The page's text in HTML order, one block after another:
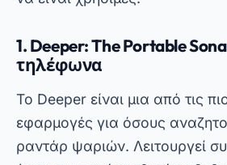
το βάθος, τη θερμοκρασία και
ψαριού.
Επιπλέον, το Deeper σάς
αποθηκεύσετε τα αγαπημένα
ψαρέματος και να τα